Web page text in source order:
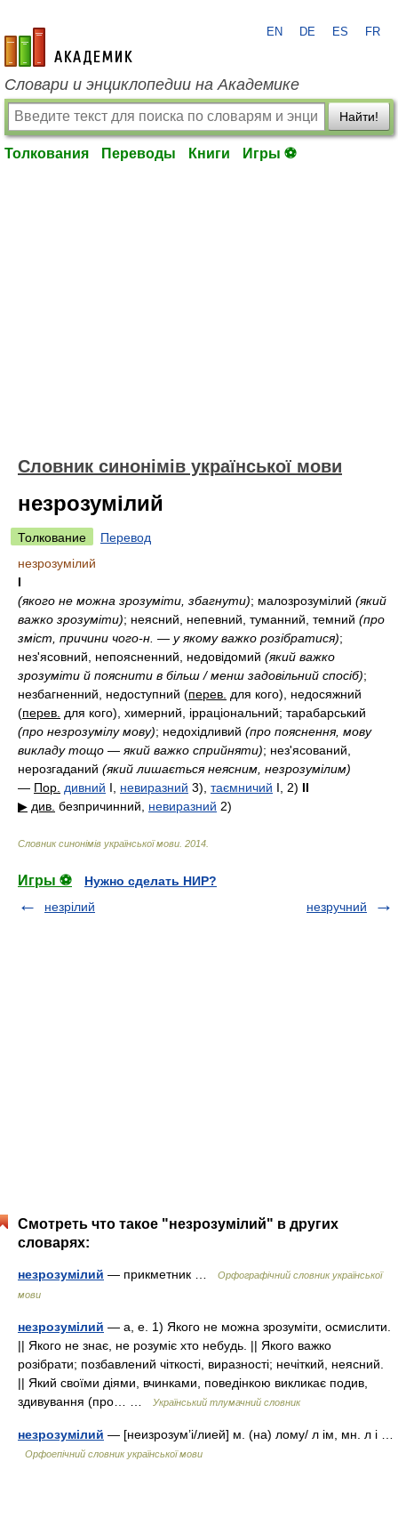
academic.ru
EN DE ES FR
Словари и энциклопедии на Академике
Найти!
Толкования Переводы Книги Игры ⚽
Словник синонімів української мови
незрозумілий
Толкование
Перевод
незрозумілий
I
(якого не можна зрозуміти, збагнути); малозрозумілий (який
важко зрозуміти); неясний, непевний, туманний, темний (про
зміст, причини чого-н. — у якому важко розібратися);
нез'ясовний, непоясненний, недовідомий (який важко
зрозуміти й пояснити в більш / менш задовільний спосіб);
незбагненний, недоступний (перев. для кого), недосяжний
(перев. для кого), химерний, ірраціональний; тарабарський
(про незрозумілу мову); недохідливий (про пояснення, мову
викладу тощо — який важко сприйняти); нез'ясований,
нерозгаданий (який лишається неясним, незрозумілим)
— Пор. дивний I невиразний 3) таємничий I, 2) II
▶ див. безпричинний, невиразний 2)
Словник синонімів української мови 2014
Игры ⚽
Нужно сделать НИР?
незрілий
незручний
Смотреть что такое "незрозумілий" в других
словарях:
незрозумілий — прикметник …
Орфографічний словник української
мови
незрозумілий — а, е. 1) Якого не можна зрозуміти, осмислити.
|| Якого не знає, не розуміє хто небудь. || Якого важко
розібрати; позбавлений чіткості, виразності; нечіткий, неясний.
|| Який своїми діями, вчинками, поведінкою викликає подив,
здивування (про… …
Український тлумачний словник
незрозумілий — [неизрозум’і/лией] м. (на) лому/ л ім, мн. л і …
Орфоепічний словник української мови